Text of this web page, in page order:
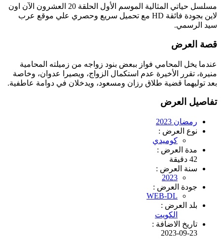
مسلسل حياتي المثالية الموسم الأول الحلقة 20 العشرون الآن اون
لاين بجودة فائقة HD مع تحميل سريع وحصري علي موقع عرب
سيد الرسمي.
قصة العرض
عندما يخل المحامي فواز ببعض بنود زواجه من زميلته المحامية
منيرة، تقرر الأخيرة عدم استكمال الزواج، ويصيرا عدوان، وخاصة
بعد توليهما قضية طلاق رزان ومسعود، ويدخلان في دوامة عاطفية.
تفاصيل العرض
رمضان 2023
نوع العرض :
كوميدي
مدة العرض :
42 دقيقة
سنة العرض :
2023
جودة العرض :
WEB-DL
بلد العرض :
الكويت
تاريخ الاضافة :
2023-09-23